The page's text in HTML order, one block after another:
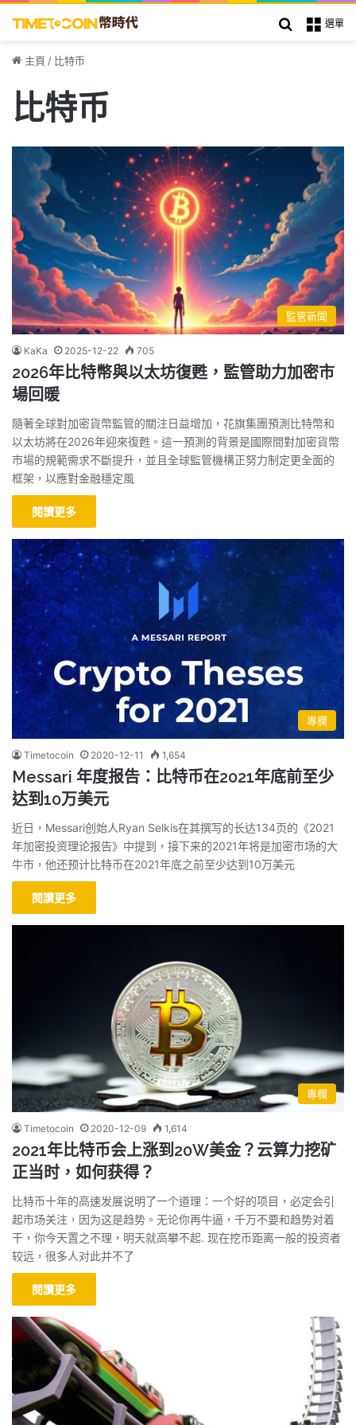
選單
搜索
主頁 / 比特币
比特币
監管新聞
KaKa 2025-12-22 705
2026年比特幣與以太坊復甦，監管助力加密市
場回暖
隨著全球對加密貨幣監管的關注日益增加，花旗集團預測比特幣和
以太坊將在2026年迎來復甦。這一預測的背景是國際間對加密貨幣
市場的規範需求不斷提升，並且全球監管機構正努力制定更全面的
框架，以應對金融穩定風
閱讀更多
專欄
Timetocoin 2020-12-11 1,654
Messari 年度报告：比特币在2021年底前至少
达到10万美元
近日，Messari创始人Ryan Selkis在其撰写的长达134页的《2021
年加密投资理论报告》中提到，接下来的2021年将是加密市场的大
牛市，他还预计比特币在2021年底之前至少达到10万美元
閱讀更多
專欄
Timetocoin 2020-12-09 1,614
2021年比特币会上涨到20W美金？云算力挖矿
正当时，如何获得？
比特币十年的高速发展说明了一个道理：一个好的项目，必定会引
起市场关注，因为这是趋势。无论你再牛逼，千万不要和趋势对着
干，你今天置之不理，明天就高攀不起. 现在挖币距离一般的投资者
较远，很多人对此并不了
閱讀更多